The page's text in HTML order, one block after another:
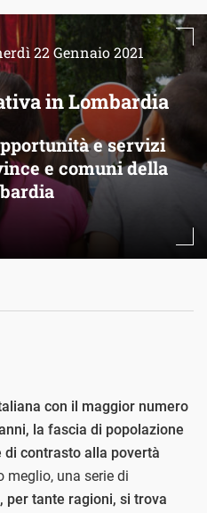
in Lombardia
e servizi
e comuni della
22 Gennaio 2021
con il maggior numero
la fascia di popolazione
contrasto alla povertà
meglio, una serie di
per tante ragioni, si trova